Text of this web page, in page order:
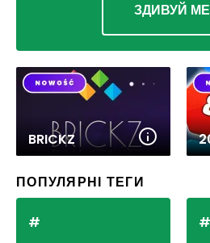
ЗДИВУЙ
BRICKZ
ПОПУЛЯРНІ ТЕГИ